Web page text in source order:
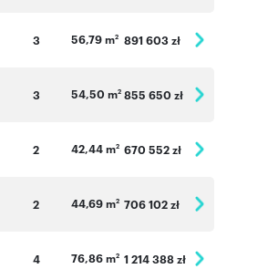
3 56,79 m2 891 603 zł
3 54,50 m2 855 650 zł
2 42,44 m2 670 552 zł
2 44,69 m2 706 102 zł
4 76,86 m2 1 214 388 zł